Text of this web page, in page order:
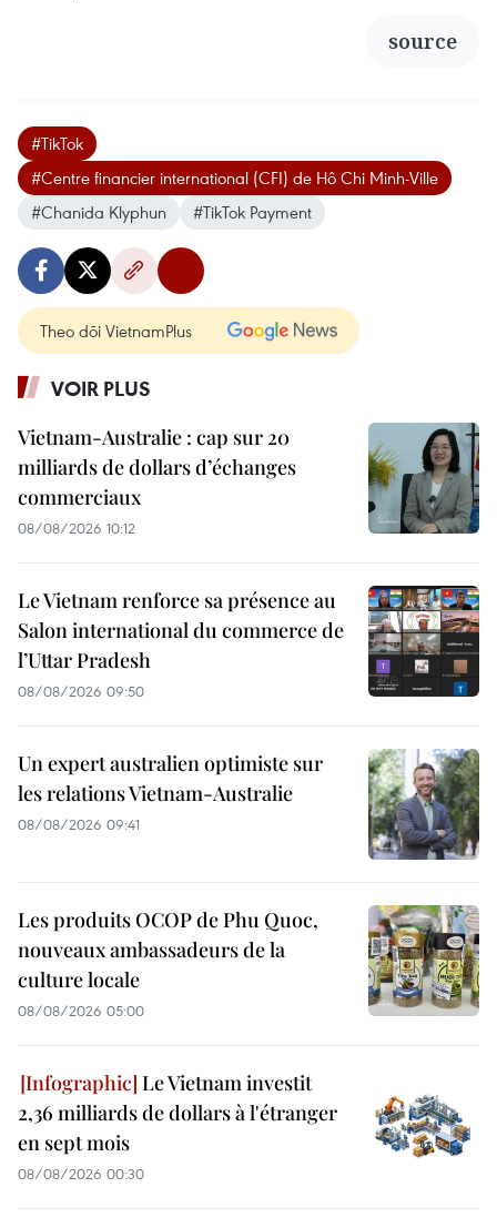
source
#TikTok
#Centre financier international (CFI) de Hô Chi Minh-Ville
#Chanida Klyphun
#TikTok Payment
Theo dõi VietnamPlus
VOIR PLUS
Vietnam-Australie : cap sur 20
milliards de dollars d’échanges
commerciaux
08/08/2026 10:12
Le Vietnam renforce sa présence au
Salon international du commerce de
l’Uttar Pradesh
08/08/2026 09:50
Un expert australien optimiste sur
les relations Vietnam-Australie
08/08/2026 09:41
Les produits OCOP de Phu Quoc,
nouveaux ambassadeurs de la
culture locale
08/08/2026 05:00
Le Vietnam investit
2,36 milliards de dollars à l'étranger
en sept mois
08/08/2026 00:30